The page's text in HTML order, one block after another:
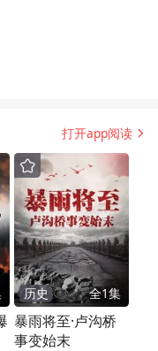
打开app阅读
历史 全1集
暴雨将至·卢沟桥
事变始末